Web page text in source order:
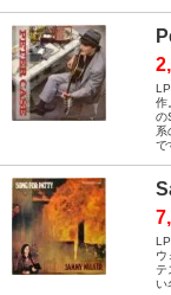
作
の
系
で
ウ
テ
い